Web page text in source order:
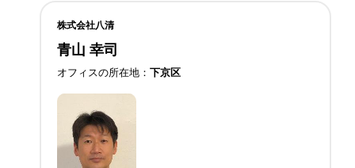
株式会社八清
青山 幸司
オフィスの所在地 下京区